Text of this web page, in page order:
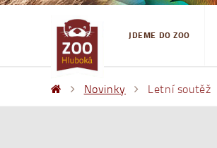
JDEME DO ZOO
Novinky Letní soutěž